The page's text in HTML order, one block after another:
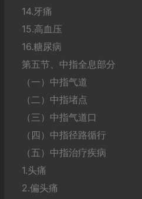
14.牙痛
15.高血压
16.糖尿病
第五节、中指全息部分
（一）中指气道
（二）中指堵点
（三）中指气道口
（四）中指径路循行
（五）中指治疗疾病
1.头痛
2.偏头痛